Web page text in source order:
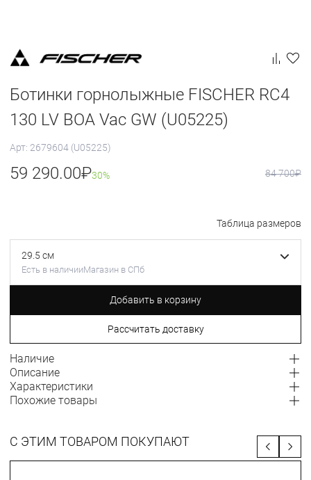
Ботинки горнолыжные FISCHER RC4
130 LV BOA Vac GW (U05225)
Арт: 2679604 (U05225)
59 290.00₽30% 84 700₽
Таблица размеров
29.5 см
Есть в наличииМагазин в СПб
Добавить в корзину
Рассчитать доставку
Наличие
Описание
Характеристики
Похожие товары
С ЭТИМ ТОВАРОМ ПОКУПАЮТ